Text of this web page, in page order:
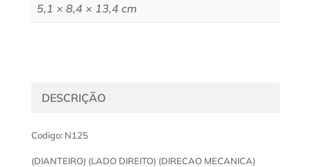
5,1 × 8,4 × 13,4 cm
DESCRIÇÃO
Codigo: N125
(DIANTEIRO) (LADO DIREITO) (DIRECAO MECANICA)